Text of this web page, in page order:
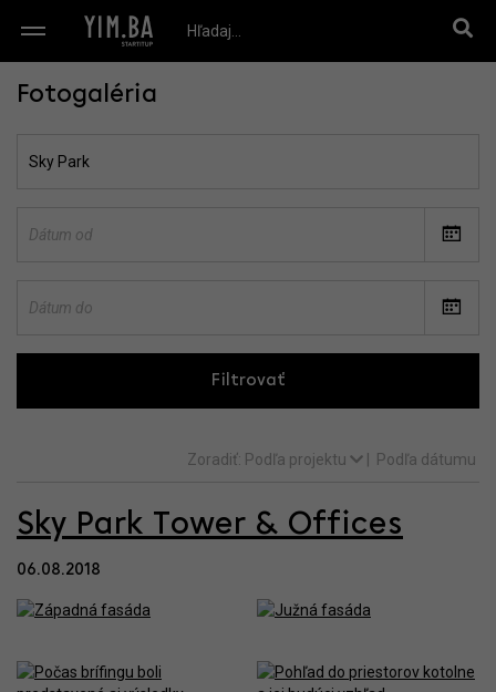
Fotogaléria
Filtrovať
Zoradiť: Podľa projektu Podľa dátumu
Sky Park Tower & Offices
06.08.2018